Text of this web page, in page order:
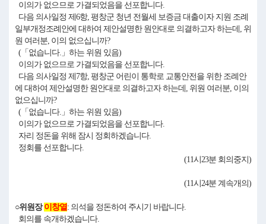
이의가 없으므로 가결되었음을 선포합니다.
다음 의사일정 제6항, 평창군 청년 전월세 보증금 대출이자 지원 조례
일부개정조례안에 대하여 제안설명한 원안대로 의결하고자 하는데, 위
원 여러분, 이의 없으십니까?
(「없습니다.」하는 위원 있음)
이의가 없으므로 가결되었음을 선포합니다.
다음 의사일정 제7항, 평창군 어린이 통학로 교통안전을 위한 조례안
에 대하여 제안설명한 원안대로 의결하고자 하는데, 위원 여러분, 이의
없으십니까?
(「없습니다.」하는 위원 있음)
이의가 없으므로 가결되었음을 선포합니다.
자리 정돈을 위해 잠시 정회하겠습니다.
정회를 선포합니다.
(11시23분 회의중지)
(11시24분 계속개의)
○위원장이창열: 의석을 정돈하여 주시기 바랍니다.
회의를 속개하겠습니다.